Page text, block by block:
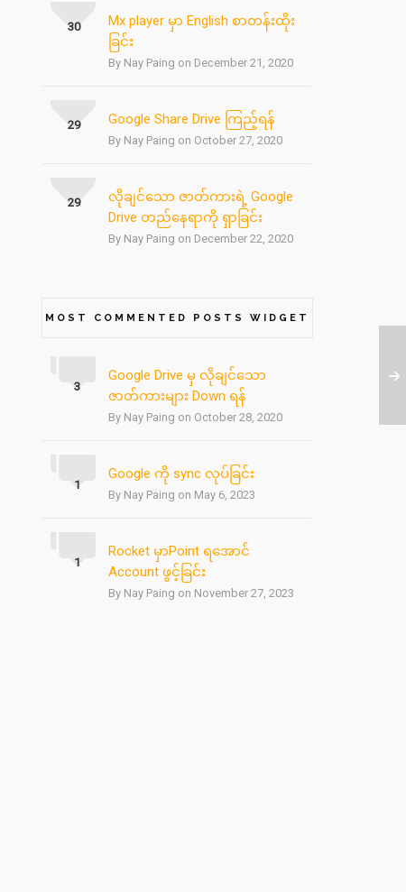
Mx player မှာ English စာတန်းထိုး
ခြင်း
By Nay Paing on December 21, 2020
30
Google Share Drive ကြည့်ရန်
By Nay Paing on October 27, 2020
29
လိုချင်သော ဇာတ်ကားရဲ့ Google
Drive တည်နေရာကို ရှာခြင်း
By Nay Paing on December 22, 2020
29
MOST COMMENTED POSTS WIDGET
Google Drive မှ လိုချင်သော
ဇာတ်ကားများ Down ရန်
By Nay Paing on October 28, 2020
3
Google ကို sync လုပ်ခြင်း
By Nay Paing on May 6, 2023
1
Rocket မှာPoint ရအောင်
Account ဖွင့်ခြင်း
By Nay Paing on November 27, 2023
1